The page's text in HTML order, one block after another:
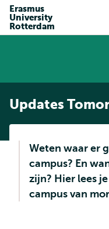
Erasmus
University
Rotterdam
Updates
Weten waar er
campus? En
zijn? Hier lees
campus van